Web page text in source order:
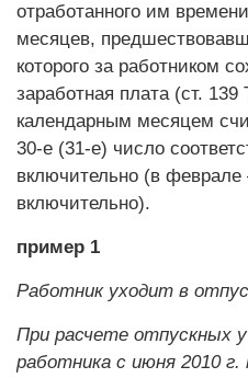
отработанного им
месяцев,
которого за работником
заработная плата (ст.
календарным месяцем
30‑е (31-е) число
включительно (в
включительно).
пример 1
Работник уходит в
При расчете отпускных
работника с июня 2010 г.